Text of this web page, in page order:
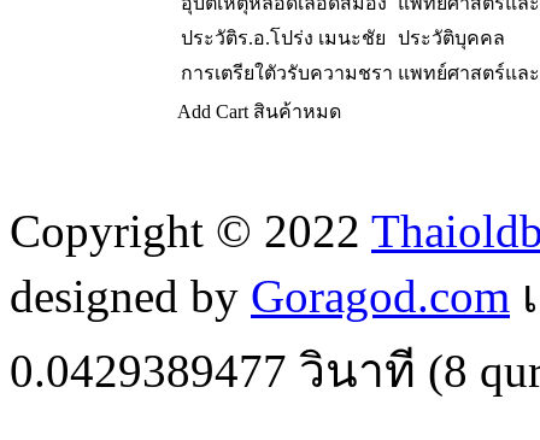
ประวัติร.อ.โปร่ง เมนะชัย
ประวัติบุคคล
การเตรียใตัวรับความชรา แพทย์ศาสตร์แล
Add Cart สินค้าหมด
Copyright © 2022
designed by Goragod.com
0.0429389477 วินาที (8